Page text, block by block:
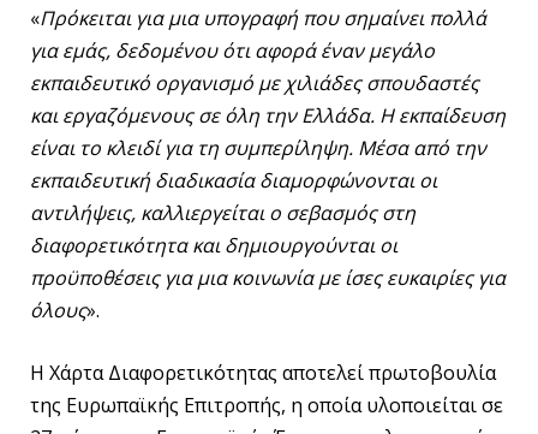
«Πρόκειται για μια υπογραφή που σημαίνει πολλά
για εμάς, δεδομένου ότι αφορά έναν μεγάλο
εκπαιδευτικό οργανισμό με χιλιάδες σπουδαστές
και εργαζόμενους σε όλη την Ελλάδα. Η εκπαίδευση
είναι το κλειδί για τη συμπερίληψη. Μέσα από την
εκπαιδευτική διαδικασία διαμορφώνονται οι
αντιλήψεις, καλλιεργείται ο σεβασμός στη
διαφορετικότητα και δημιουργούνται οι
προϋποθέσεις για μια κοινωνία με ίσες ευκαιρίες για
όλους».
Η Χάρτα Διαφορετικότητας αποτελεί πρωτοβουλία
της Ευρωπαϊκής Επιτροπής, η οποία υλοποιείται σε